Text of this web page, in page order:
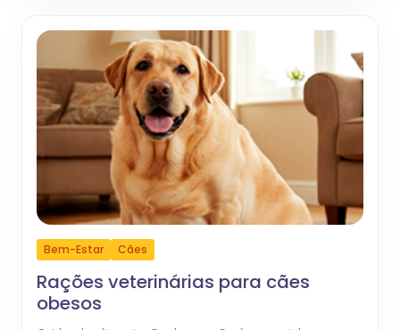
Bem-Estar Cães
Rações veterinárias para cães
obesos